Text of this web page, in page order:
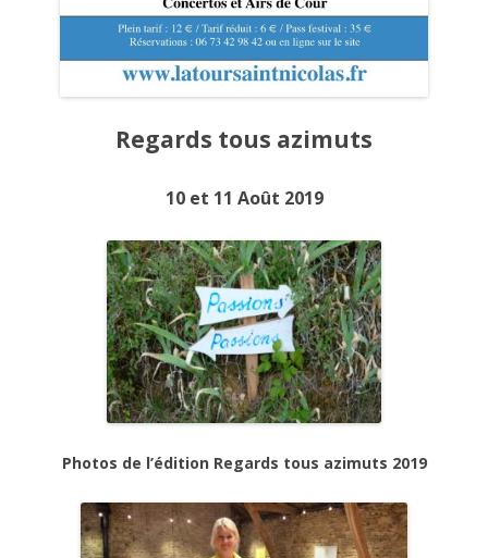
Regards tous azimuts
10 et 11 Août 2019
Photos de l’édition Regards tous azimuts 2019